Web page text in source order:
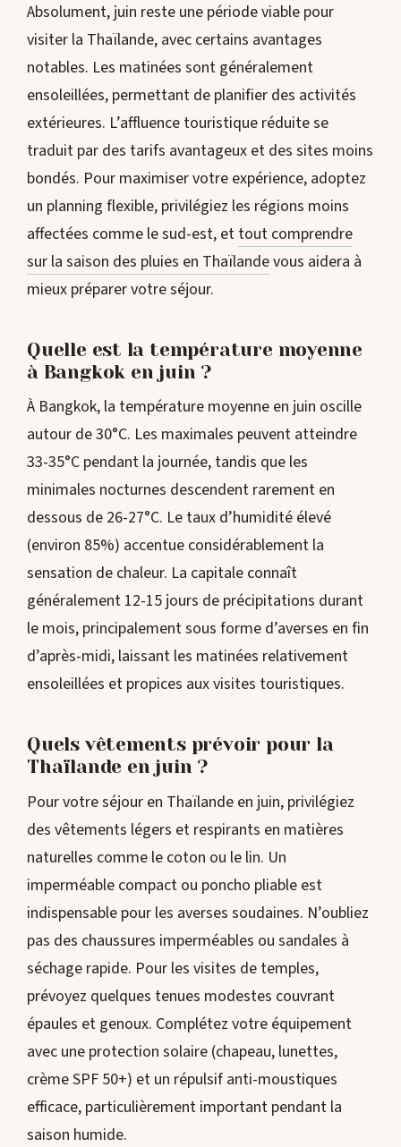
Absolument, juin reste une période viable pour
visiter la Thaïlande, avec certains avantages
notables. Les matinées sont généralement
ensoleillées, permettant de planifier des activités
extérieures. L’affluence touristique réduite se
traduit par des tarifs avantageux et des sites moins
bondés. Pour maximiser votre expérience, adoptez
un planning flexible, privilégiez les régions moins
affectées comme le sud-est, et tout comprendre
sur la saison des pluies en Thaïlandevous aidera à
mieux préparer votre séjour.
Quelle est la température moyenne
à Bangkok en juin ?
À Bangkok, la température moyenne en juin oscille
autour de 30°C. Les maximales peuvent atteindre
33-35°C pendant la journée, tandis que les
minimales nocturnes descendent rarement en
dessous de 26-27°C. Le taux d’humidité élevé
(environ 85%) accentue considérablement la
sensation de chaleur. La capitale connaît
généralement 12-15 jours de précipitations durant
le mois, principalement sous forme d’averses en fin
d’après-midi, laissant les matinées relativement
ensoleillées et propices aux visites touristiques.
Quels vêtements prévoir pour la
Thaïlande en juin ?
Pour votre séjour en Thaïlande en juin, privilégiez
des vêtements légers et respirants en matières
naturelles comme le coton ou le lin. Un
imperméable compact ou poncho pliable est
indispensable pour les averses soudaines. N’oubliez
pas des chaussures imperméables ou sandales à
séchage rapide. Pour les visites de temples,
prévoyez quelques tenues modestes couvrant
épaules et genoux. Complétez votre équipement
avec une protection solaire (chapeau, lunettes,
crème SPF 50+) et un répulsif anti-moustiques
efficace, particulièrement important pendant la
saison humide.